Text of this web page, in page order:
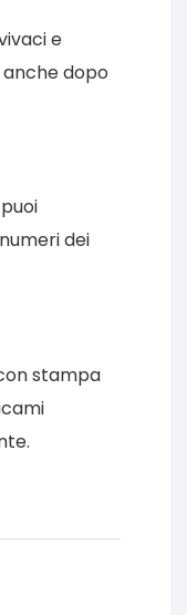
e
dopo
dei
stampa